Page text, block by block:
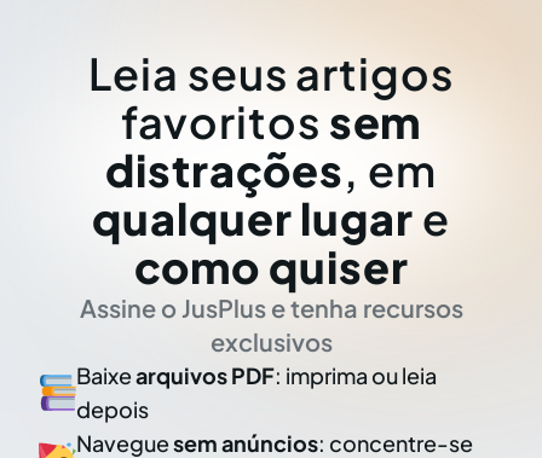
Leia seus artigos
favoritos sem
distrações, em
qualquer lugar e
como quiser
Assine o JusPlus e tenha recursos
exclusivos
Baixearquivos PDF: imprima ou leia
depois
Naveguesem anúncios: concentre-se